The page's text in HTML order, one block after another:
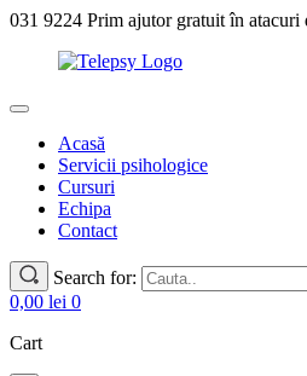
031 9224 Prim ajutor gratuit în atacuri
Acasă
Servicii psihologice
Cursuri
Echipa
Contact
Search for:
0,00 lei 0
Cart